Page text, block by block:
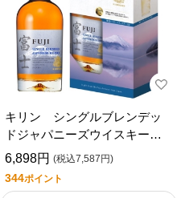
キリン シングルブレンデッ
ドジャパニーズウイスキー富
士 ７００ｍｌ （タンブラ
6,898円 (税込7,587円)
344ポイント